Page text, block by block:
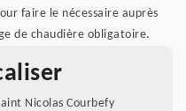
faire le nécessaire auprès
de chaudière obligatoire.
Nicolas Courbefy